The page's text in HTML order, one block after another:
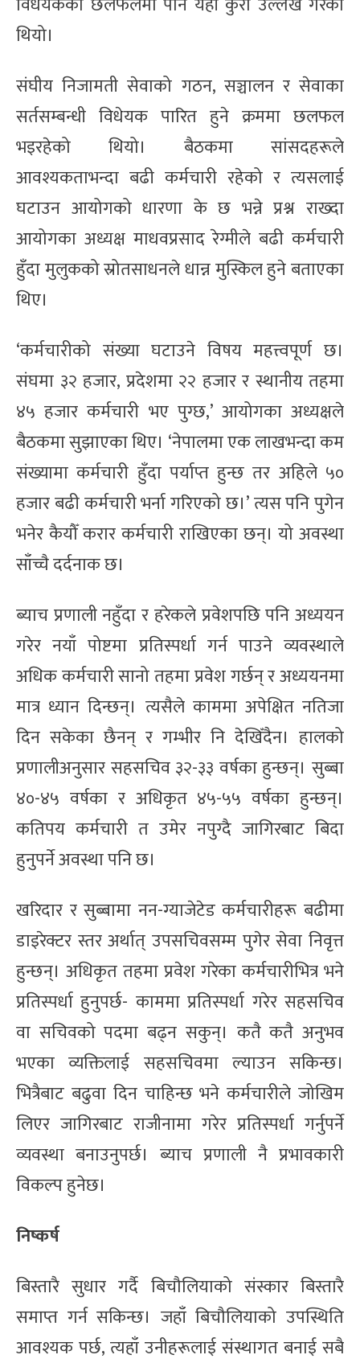
थियो।
संघीय निजामती सेवाको गठन, सञ्चालन र सेवाका
सर्तसम्बन्धी विधेयक पारित हुने क्रममा छलफल
भइरहेको थियो। बैठकमा सांसदहरूले
आवश्यकताभन्दा बढी कर्मचारी रहेको र त्यसलाई
घटाउन आयोगको धारणा के छ भन्ने प्रश्न राख्दा
आयोगका अध्यक्ष माधवप्रसाद रेग्मीले बढी कर्मचारी
हुँदा मुलुकको स्रोतसाधनले धान्न मुस्किल हुने बताएका
थिए।
‘कर्मचारीको संख्या घटाउने विषय महत्त्वपूर्ण छ।
संघमा ३२ हजार, प्रदेशमा २२ हजार र स्थानीय तहमा
४५ हजार कर्मचारी भए पुग्छ,’ आयोगका अध्यक्षले
बैठकमा सुझाएका थिए। ‘नेपालमा एक लाखभन्दा कम
संख्यामा कर्मचारी हुँदा पर्याप्त हुन्छ तर अहिले ५०
हजार बढी कर्मचारी भर्ना गरिएको छ।’ त्यस पनि पुगेन
भनेर कैयौँ करार कर्मचारी राखिएका छन्। यो अवस्था
साँच्चै दर्दनाक छ।
ब्याच प्रणाली नहुँदा र हरेकले प्रवेशपछि पनि अध्ययन
गरेर नयाँ पोष्टमा प्रतिस्पर्धा गर्न पाउने व्यवस्थाले
अधिक कर्मचारी सानो तहमा प्रवेश गर्छन् र अध्ययनमा
मात्र ध्यान दिन्छन्। त्यसैले काममा अपेक्षित नतिजा
दिन सकेका छैनन् र गम्भीर नि देखिँदैन। हालको
प्रणालीअनुसार सहसचिव ३२-३३ वर्षका हुन्छन्। सुब्बा
४०-४५ वर्षका र अधिकृत ४५-५५ वर्षका हुन्छन्।
कतिपय कर्मचारी त उमेर नपुग्दै जागिरबाट बिदा
हुनुपर्ने अवस्था पनि छ।
खरिदार र सुब्बामा नन-ग्याजेटेड कर्मचारीहरू बढीमा
डाइरेक्टर स्तर अर्थात् उपसचिवसम्म पुगेर सेवा निवृत्त
हुन्छन्। अधिकृत तहमा प्रवेश गरेका कर्मचारीभित्र भने
प्रतिस्पर्धा हुनुपर्छ- काममा प्रतिस्पर्धा गरेर सहसचिव
वा सचिवको पदमा बढ्न सकुन्। कतै कतै अनुभव
भएका व्यक्तिलाई सहसचिवमा ल्याउन सकिन्छ।
भित्रैबाट बढुवा दिन चाहिन्छ भने कर्मचारीले जोखिम
लिएर जागिरबाट राजीनामा गरेर प्रतिस्पर्धा गर्नुपर्ने
व्यवस्था बनाउनुपर्छ। ब्याच प्रणाली नै प्रभावकारी
विकल्प हुनेछ।
निष्कर्ष
बिस्तारै सुधार गर्दै बिचौलियाको संस्कार बिस्तारै
समाप्त गर्न सकिन्छ। जहाँ बिचौलियाको उपस्थिति
आवश्यक पर्छ, त्यहाँ उनीहरूलाई संस्थागत बनाई सबै